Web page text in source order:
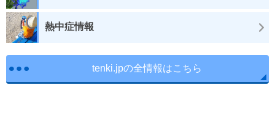
熱中症情報
tenki.jpの全情報はこちら